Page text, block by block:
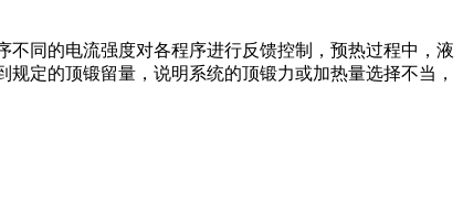
不同的电流强度对各程序进行反馈控制，预热过程中，液
定的顶锻留量，说明系统的顶锻力或加热量选择不当，